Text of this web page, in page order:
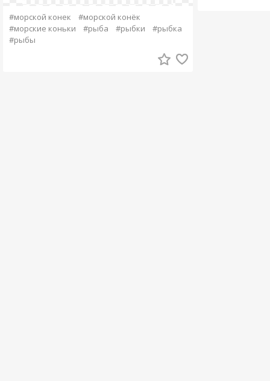
#морской конек
#морской конёк
#морские коньки
#рыба #рыбки
#рыбка
#рыбы